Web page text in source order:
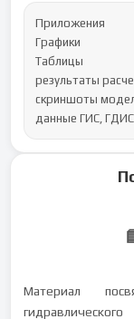
Приложения
Графики
Таблицы
результаты
скриншоты
данные ГИС,
Материал